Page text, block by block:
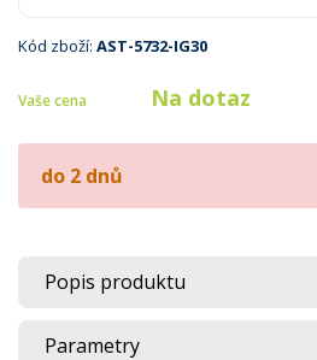
Kód zboží: AST-5732-IG30
Vaše cena Na dotaz
do 2 dnů
Popis produktu
Parametry